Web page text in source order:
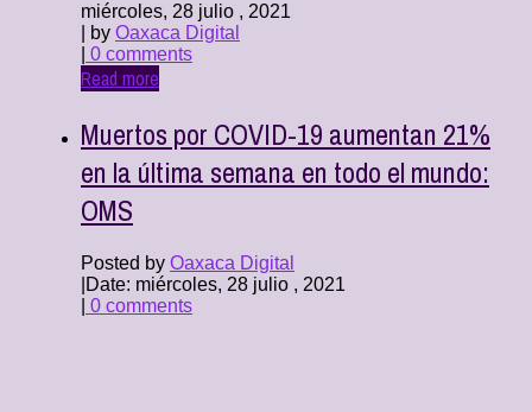
miércoles, 28 julio , 2021
| by Oaxaca Digital
0 comments
Read more
Muertos por COVID-19 aumentan 21%
en la última semana en todo el mundo:
OMS
Posted by Oaxaca Digital
Date: miércoles, 28 julio , 2021
0 comments